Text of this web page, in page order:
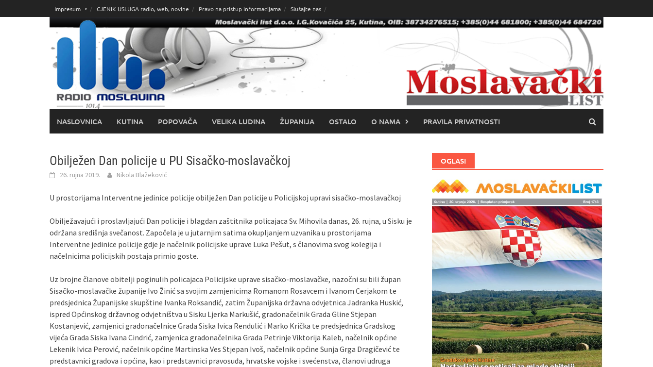
do
Impresum CJENIK USLUGA radio, web, novine Pravo na pristup informacijama Slušajte nas
NASLOVNICA KUTINA POPOVAČA VELIKA LUDINA ŽUPANIJA OSTALO O NAMA PRAVILA PRIVATNOSTI
Obilježen Dan policije u PU Sisačko-moslavačkoj
26. rujna 2019. Nikola Blažeković
U prostorijama Interventne jedinice policije obilježen Dan policije u Policijskoj upravi sisačko-moslavačkoj
Obilježavajući i proslavljajući Dan policije i blagdan zaštitnika policajaca Sv. Mihovila danas, 26. rujna, u Sisku je
održana središnja svečanost. Započela je u jutarnjim satima okupljanjem uzvanika u prostorijama
Interventne jedinice policije gdje je načelnik policijske uprave Luka Pešut, s članovima svog kolegija i
načelnicima policijskih postaja primio goste.
Uz brojne članove obitelji poginulih policajaca Policijske uprave sisačko-moslavačke, nazočni su bili župan
Sisačko-moslavačke županije Ivo Žinić sa svojim zamjenicima Romanom Rosavcem i Ivanom Cerjakom te
predsjednica Županijske skupštine Ivanka Roksandić, zatim Županijska državna odvjetnica Jadranka Huskić,
ispred Općinskog državnog odvjetništva u Sisku Ljerka Markušić, gradonačelnik Grada Gline Stjepan
Kostanjević, zamjenici gradonačelnice Grada Siska Ivica Rendulić i Marko Krička te predsjednica Gradskog
vijeća Grada Siska Ivana Cindrić, zamjenica gradonačelnika Grada Petrinje Viktorija Kaleb, načelnik općine
Lekenik Ivica Perović, načelnik općine Martinska Ves Stjepan Ivoš, načelnik općine Sunja Grga Dragičević te
predstavnici gradova i općina, kao i predstavnici pravosuđa, hrvatske vojske i svećenstva, članovi udruga
OGLASI